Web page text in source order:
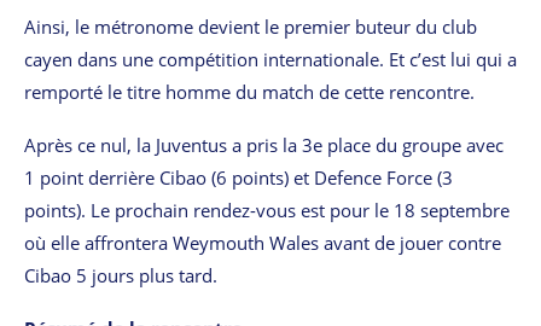
Ainsi, le métronome devient le premier buteur du club
cayen dans une compétition internationale. Et c’est lui qui a
remporté le titre homme du match de cette rencontre.
Après ce nul, la Juventus a pris la 3e place du groupe avec
1 point derrière Cibao (6 points) et Defence Force (3
points). Le prochain rendez-vous est pour le 18 septembre
où elle affrontera Weymouth Wales avant de jouer contre
Cibao 5 jours plus tard.